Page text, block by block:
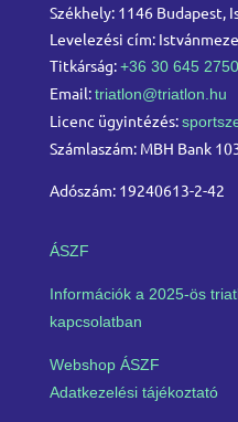
Székhely: 1146 Budapest,
Levelezési cím:
Titkárság:+36 30 645 2750
Email:triatlon@triatlon.hu
Licenc ügyintézés:
Számlaszám: MBH Bank
Adószám: 19240613-2-42
ÁSZF
Információk a 2025-ös
kapcsolatban
Webshop ÁSZF
Adatkezelési tájékoztató